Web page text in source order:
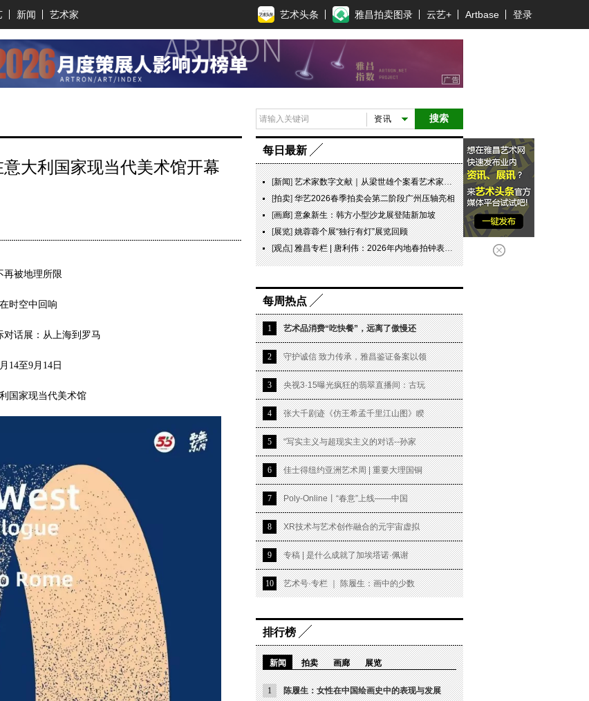
新闻 艺术家 艺术头条 雅昌拍卖图录 云艺+ Artbase 登录
大利国家现当代美术馆开幕
再被地理所限
时空中回响
对话展：从上海到罗马
14至9月14日
国家现当代美术馆
搜索
资讯
每日最新
[新闻]艺术家数字文献｜从梁世雄个案看艺术家艺术数字文献的重要性和紧迫性
[拍卖]华艺2026春季拍卖会第二阶段广州压轴亮相
[画廊]意象新生：韩方小型沙龙展登陆新加坡
[展览]姚蓉蓉个展“独行有灯”展览回顾
[观点]雅昌专栏 | 唐利伟：2026年内地春拍钟表市场观察 赛道重构、圈层分化与收藏逻辑迭代
每周热点
1 艺术品消费“吃快餐”，远离了傲慢还
2 守护诚信 致力传承，雅昌鉴证备案以领
3 央视3·15曝光疯狂的翡翠直播间：古玩
4 张大千剧迹《仿王希孟千里江山图》睽
5 “写实主义与超现实主义的对话--孙家
6 佳士得纽约亚洲艺术周 | 重要大理国铜
7 Poly-Online丨“春意”上线——中国
8 XR技术与艺术创作融合的元宇宙虚拟
9 专稿 | 是什么成就了加埃塔诺·佩谢
10 艺术号·专栏 ｜ 陈履生：画中的少数
排行榜
新闻 拍卖 画廊 展览
1 陈履生：女性在中国绘画史中的表现与发展